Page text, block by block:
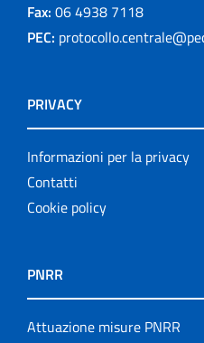
Fax: 06 4938 7118
PEC:
PRIVACY
Informazioni per la privacy
Contatti
Cookie policy
PNRR
Attuazione misure PNRR